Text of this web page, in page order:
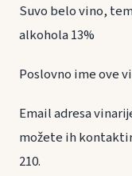
Suvo belo vino,
alkohola 13%
Poslovno ime ove
Email adresa
možete ih
210.